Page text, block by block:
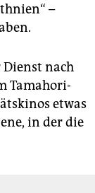
–
nach
Tamahori-
etwas
in der die